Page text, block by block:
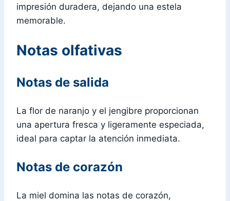
impresión duradera, dejando una estela
memorable.
Notas olfativas
Notas de salida
La flor de naranjo y el jengibre proporcionan
una apertura fresca y ligeramente especiada,
ideal para captar la atención inmediata.
Notas de corazón
La miel domina las notas de corazón,